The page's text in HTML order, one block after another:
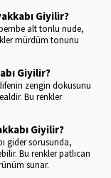
Giyilir?
alt tonlu nude,
mürdüm tonunu
Giyilir?
zengin dokusunu
Bu renkler
Giyilir?
gider sorusunda,
Bu renkler patlıcan
sunar.